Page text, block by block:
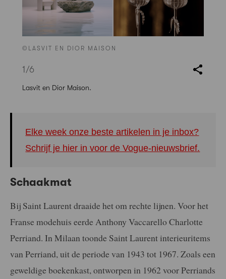
©LASVIT EN DIOR MAISON
1/6
Lasvit en Dior Maison.
Elke week onze beste artikelen in je inbox?
Schrijf je hier in voor de Vogue-nieuwsbrief.
Schaakmat
Bij Saint Laurent draaide het om rechte lijnen. Voor het
Franse modehuis eerde Anthony Vaccarello Charlotte
Perriand. In Milaan toonde Saint Laurent interieuritems
van Perriand, uit de periode van 1943 tot 1967. Zoals een
geweldige boekenkast, ontworpen in 1962 voor Perriands